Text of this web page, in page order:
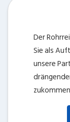
Der
Sie als
unsere